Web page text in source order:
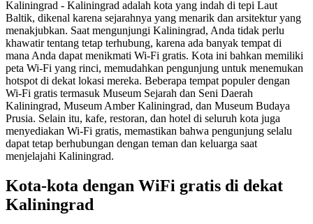
Kaliningrad - Kaliningrad adalah kota yang indah di tepi Laut
Baltik, dikenal karena sejarahnya yang menarik dan arsitektur yang
menakjubkan. Saat mengunjungi Kaliningrad, Anda tidak perlu
khawatir tentang tetap terhubung, karena ada banyak tempat di
mana Anda dapat menikmati Wi-Fi gratis. Kota ini bahkan memiliki
peta Wi-Fi yang rinci, memudahkan pengunjung untuk menemukan
hotspot di dekat lokasi mereka. Beberapa tempat populer dengan
Wi-Fi gratis termasuk Museum Sejarah dan Seni Daerah
Kaliningrad, Museum Amber Kaliningrad, dan Museum Budaya
Prusia. Selain itu, kafe, restoran, dan hotel di seluruh kota juga
menyediakan Wi-Fi gratis, memastikan bahwa pengunjung selalu
dapat tetap berhubungan dengan teman dan keluarga saat
menjelajahi Kaliningrad.
Kota-kota dengan WiFi gratis di dekat
Kaliningrad